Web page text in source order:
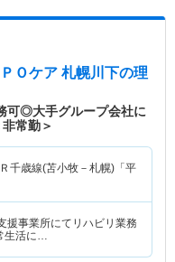
Ｏケア 札幌川下の理
可◎大手グループ会社に
常勤＞
Ｒ千歳線(苫小牧－札幌)「平
援事業所にてリハビリ業務
生活に…